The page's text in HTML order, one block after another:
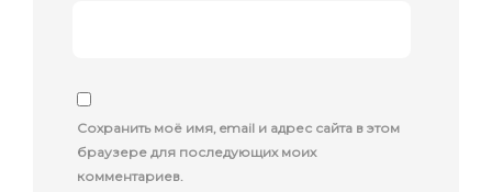
Сохранить моё имя, email и адрес сайта в этом
браузере для последующих моих
комментариев.